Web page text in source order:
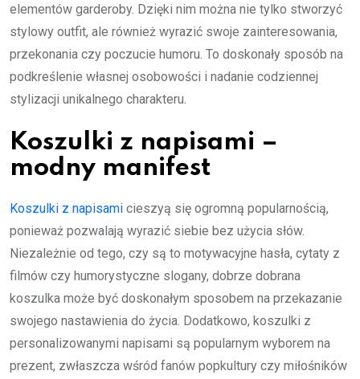
elementów garderoby. Dzięki nim można nie tylko stworzyć
stylowy outfit, ale również wyrazić swoje zainteresowania,
przekonania czy poczucie humoru. To doskonały sposób na
podkreślenie własnej osobowości i nadanie codziennej
stylizacji unikalnego charakteru.
Koszulki z napisami –
modny manifest
Koszulki z napisami cieszyą się ogromną popularnością,
ponieważ pozwalają wyrazić siebie bez użycia słów.
Niezależnie od tego, czy są to motywacyjne hasła, cytaty z
filmów czy humorystyczne slogany, dobrze dobrana
koszulka może być doskonałym sposobem na przekazanie
swojego nastawienia do życia. Dodatkowo, koszulki z
personalizowanymi napisami są popularnym wyborem na
prezent, zwłaszcza wśród fanów popkultury czy miłośników